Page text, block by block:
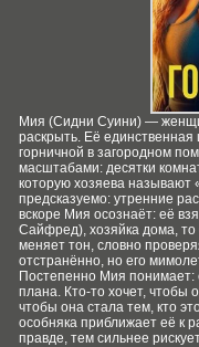
Мия (Сидни Суини) —
раскрыть. Её
горничной в загородном
масштабами: десятки
которую хозяева называют
предсказуемо: утренние
вскоре Мия осознаёт: её
Сайфред), хозяйка дома,
меняет тон, словно
отстранённо, но его
Постепенно Мия понимает:
плана. Кто‑то хочет, чтобы
чтобы она стала тем, кто
особняка приближает её к
правде, тем сильнее